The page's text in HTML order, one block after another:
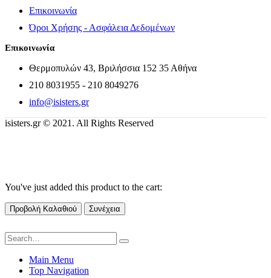
Επικοινωνία
Όροι Χρήσης - Ασφάλεια Δεδομένων
Επικοινωνία
Θερμοπυλών 43, Βριλήσσια 152 35 Αθήνα
210 8031955 - 210 8049276
info@isisters.gr
isisters.gr © 2021. All Rights Reserved
You've just added this product to the cart:
Προβολή Καλαθιού Συνέχεια
Main Menu
Top Navigation